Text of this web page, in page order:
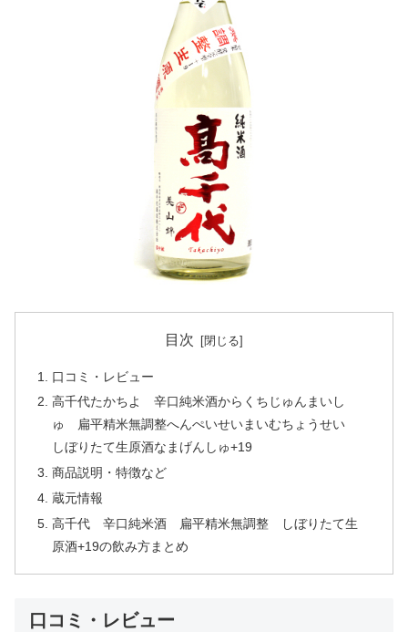
目次
口コミ・レビュー
高千代たかちよ 辛口純米酒からくちじゅんまいし
ゅ 扁平精米無調整へんぺいせいまいむちょうせい
しぼりたて生原酒なまげんしゅ+19
商品説明・特徴など
蔵元情報
高千代 辛口純米酒 扁平精米無調整 しぼりたて生
原酒+19の飲み方まとめ
口コミ・レビュー